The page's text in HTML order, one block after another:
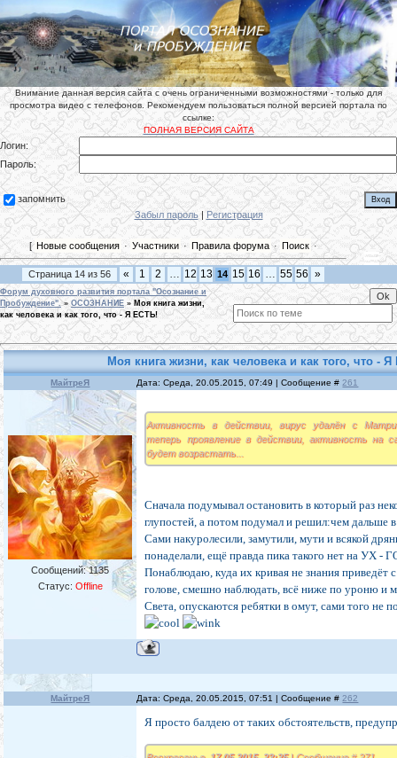
Внимание данная версия сайта с очень ограниченными возможностями - только для
просмотра видео с телефонов. Рекомендуем пользоваться полной версией портала по
ссылке:
ПОЛНАЯ ВЕРСИЯ САЙТА
Логин:
Пароль:
запомнить
Забыл пароль| Регистрация
[ Новые сообщения · Участники · Правила форума · Поиск·
Страница 14 из 56 « 1 2 … 12 13 14 15 16 … 55 56 »
Форум духовного развития портала "Осознание и
Пробуждение". » ОСОЗНАНИЕ » Моя книга жизни,
как человека и как того, что - Я ЕСТЬ!
Моя книга жизни, как человека и как того, что -
МайтреЯ Дата: Среда, 20.05.2015, 07:49 | Сообщение #261
Сообщений:1135
Статус: Offline
Активность в действии, вирус удалён с
теперь проявление в действии, активность на
будет возрастать...
Сначала подумывал остановить в который раз
глупостей, а потом подумал и решил:чем дальше
Сами накуролесили, замутили, мути и всякой
понаделали, ещё правда пика такого нет на УХ -
Понаблюдаю, куда их кривая не знания приведёт
голове, смешно наблюдать, всё ниже по уроню и
Света, опускаются ребятки в омут, сами того не
МайтреЯ Дата: Среда, 20.05.2015, 07:51 | Сообщение #262
Я просто балдею от таких обстоятельств,